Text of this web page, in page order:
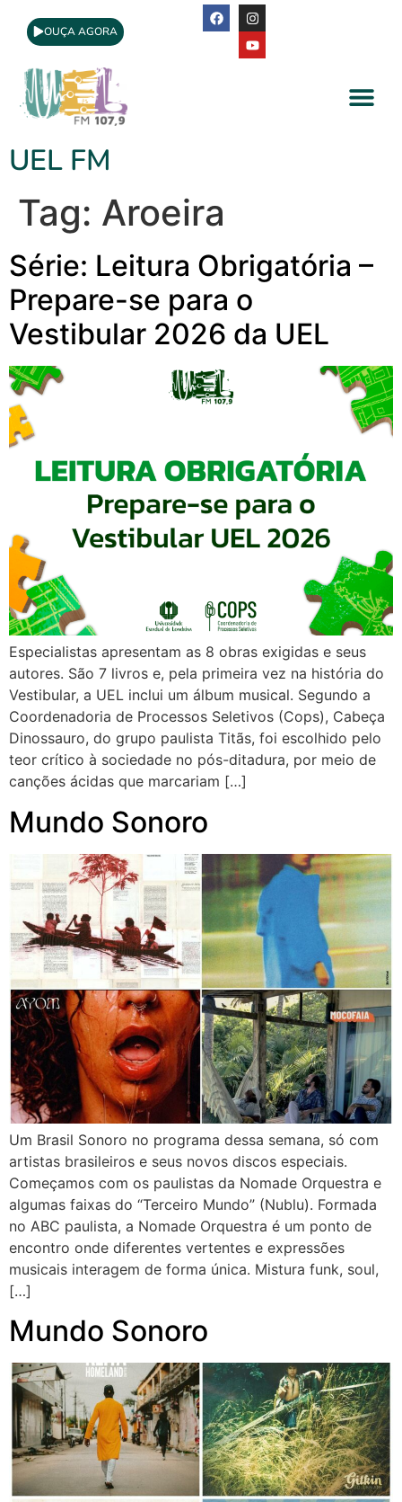
OUÇA AGORA
UEL FM
Tag: Aroeira
Série: Leitura Obrigatória –
Prepare-se para o
Vestibular 2026 da UEL
Especialistas apresentam as 8 obras exigidas e seus
autores. São 7 livros e, pela primeira vez na história do
Vestibular, a UEL inclui um álbum musical. Segundo a
Coordenadoria de Processos Seletivos (Cops), Cabeça
Dinossauro, do grupo paulista Titãs, foi escolhido pelo
teor crítico à sociedade no pós-ditadura, por meio de
canções ácidas que marcariam […]
Mundo Sonoro
Um Brasil Sonoro no programa dessa semana, só com
artistas brasileiros e seus novos discos especiais.
Começamos com os paulistas da Nomade Orquestra e
algumas faixas do “Terceiro Mundo” (Nublu). Formada
no ABC paulista, a Nomade Orquestra é um ponto de
encontro onde diferentes vertentes e expressões
musicais interagem de forma única. Mistura funk, soul,
[…]
Mundo Sonoro